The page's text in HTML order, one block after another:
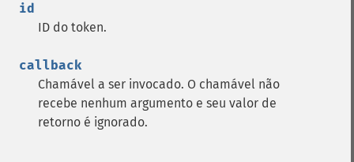
id
ID do token.
callback
Chamável a ser invocado. O chamável não
recebe nenhum argumento e seu valor de
retorno é ignorado.